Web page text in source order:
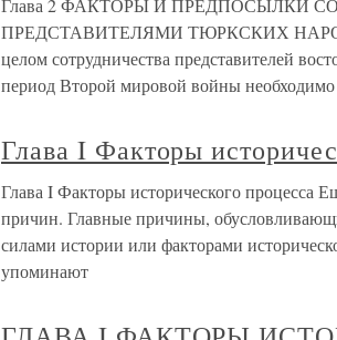
Глава 2 ФАКТОРЫ И ПРЕДПОСЫЛКИ
ПРЕДСТАВИТЕЛЯМИ ТЮРКСКИХ
целом сотрудничества представителей
период Второй мировой войны необходимо
Глава I Факторы
Глава I Факторы исторического процесса
причин. Главные причины,
силами истории или факторами
упоминают